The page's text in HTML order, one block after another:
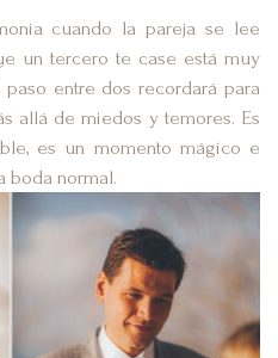
cuando la pareja se lee
un tercero te case está muy
entre dos recordará para
allá de miedos y temores. Es
es un momento mágico e
boda normal.